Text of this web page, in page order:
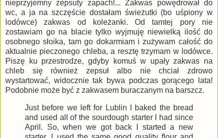
nieprzyjemny zepsuty zapach!... Zakwas powędrował do
wc, a ja na szczęście dostałam świeżutki (bo uśpiony w
lodówce) zakwas od koleżanki. Od tamtej pory nie
zostawiam go na blacie tylko wyjmuję niewielką ilość do
osobnego słoika, tam go dokarmiam i zużywam całość do
aktualnie pieczonego chleba, a resztę trzymam w lodówce.
Piszę ku przestrodze, gdyby komuś w upały zakwas na
chleb się również zepsuł albo nie chciał zdrowo
wystartować, widocznie tak bywa podczas gorącego lata!
Podobnie może być z zakwasem buraczanym na barszcz.
Just before we left for Lublin I baked the bread
and used all of the sourdough starter I had since
April. So, when we got back I started a new